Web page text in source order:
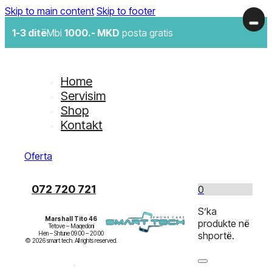
Skip to main content Skip to footer
1-3 ditëMbi 1000.- MKD posta gratis
Home
Servisim
Shop
Kontakt
Oferta
072 720 721
Marshall Tito 46
Tetove – Maqedoni
Hen – Shtune 09:00 – 20:00
0
S’ka
produkte në
shportë.